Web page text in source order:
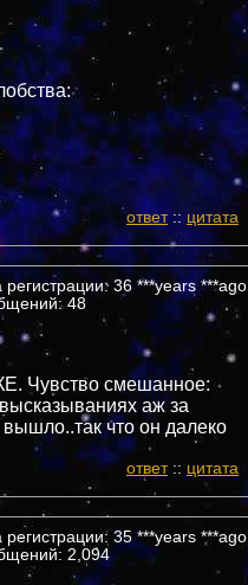
ответ:: цитата
регистрации: 36 ***years ***ago
48
Чувство смешанное:
аж за
что он далеко
ответ:: цитата
регистрации: 35 ***years ***ago
2,094